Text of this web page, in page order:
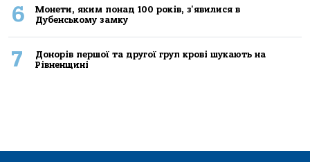
6
Монети, яким понад 100 років, з'явилися в
Дубенському замку
7
Донорів першої та другої груп крові шукають на
Рівненщині